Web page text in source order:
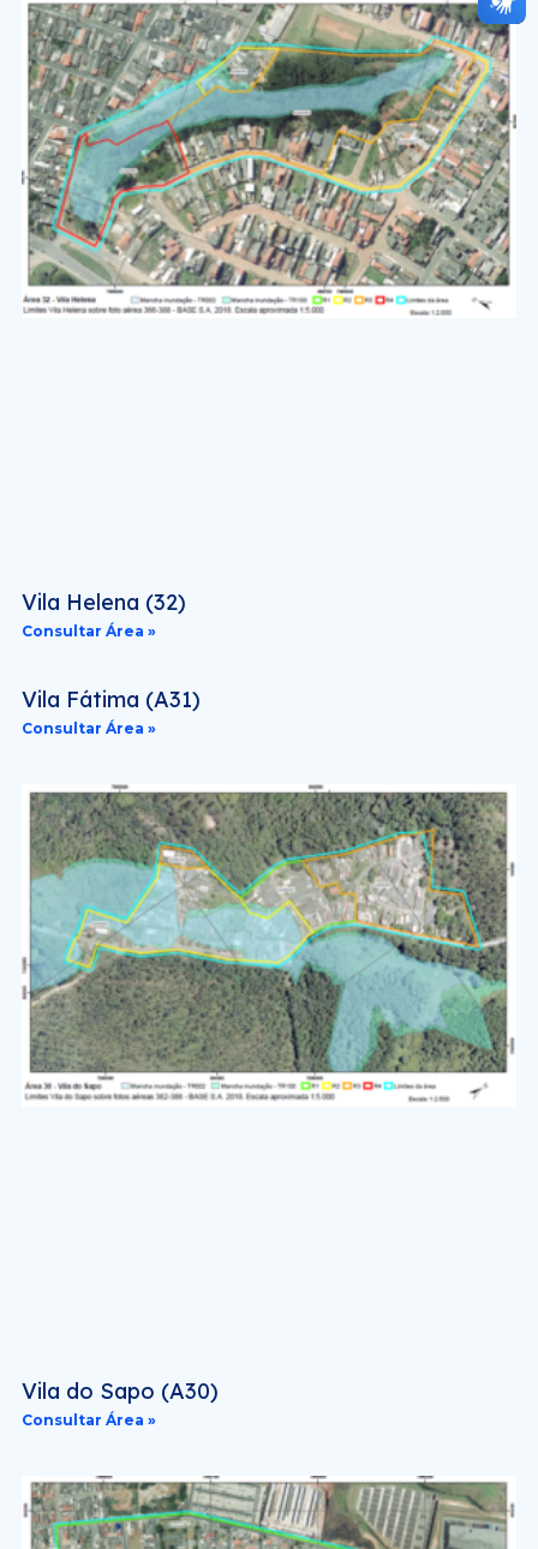
Vila Helena (32)
Consultar Área »
Vila Fátima (A31)
Consultar Área »
Vila do Sapo (A30)
Consultar Área »